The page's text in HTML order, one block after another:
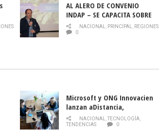
AL ALERO DE CONVENIO
INDAP – SE CAPACITA SOBRE
PLAGA DROSOPHILA SUZUKII
NACIONAL, PRINCIPAL, REGIONES
0
Microsoft y ONG Innovacien
lanzan aDistancia,
plataforma con cursos
gratuitos online sobre
NACIONAL,TECNOLOGÍA,
TENDENCIAS
0